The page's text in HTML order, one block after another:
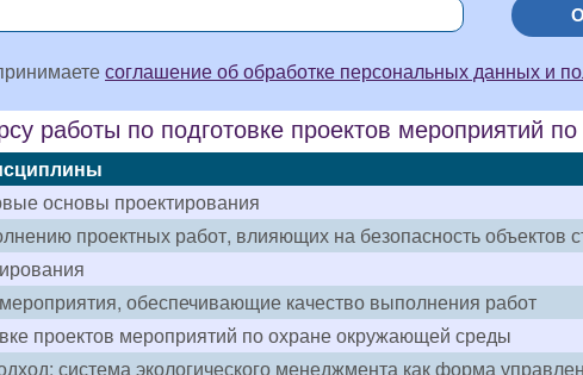
соглашение об обработке персональных данных и
работы по подготовке проектов мероприятий
основы проектирования
проектных работ, влияющих на безопасность объектов
обеспечивающие качество выполнения работ
проектов мероприятий по охране окружающей среды
система экологического менеджмента как форма